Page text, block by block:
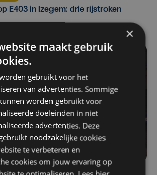
E403 in Izegem: drie rijstroken
×
maakt gebruik
gebruikt voor het
van advertenties. Sommige
worden gebruikt voor
doeleinden in niet
advertenties. Deze
noodzakelijke cookies
te verbeteren en
cookies om jouw ervaring op